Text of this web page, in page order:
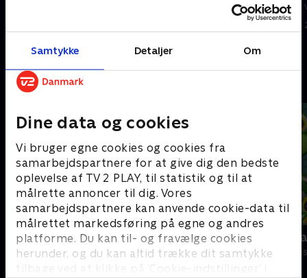
Samtykke Detaljer Om
Dine data og cookies
Vi bruger egne cookies og cookies fra
samarbejdspartnere for at give dig den bedste
oplevelse af TV 2 PLAY, til statistik og til at
målrette annoncer til dig. Vores
samarbejdspartnere kan anvende cookie-data til
målrettet markedsføring på egne og andres
platforme. Du kan til- og fravælge cookies
herunder, og du kan altid trække dit samtykke
tilbage ved at klikke på ’Cookie-indstillinger’ i
hjælpe med at finde den.
25. juni 2022 • 4 min
irriterende hikke? Lær nogle
nye med denne sjove melodi.
Andre så også
Gurli Gris
Børneserier • 4 sæsoner
Geckos
Børneserier • 2